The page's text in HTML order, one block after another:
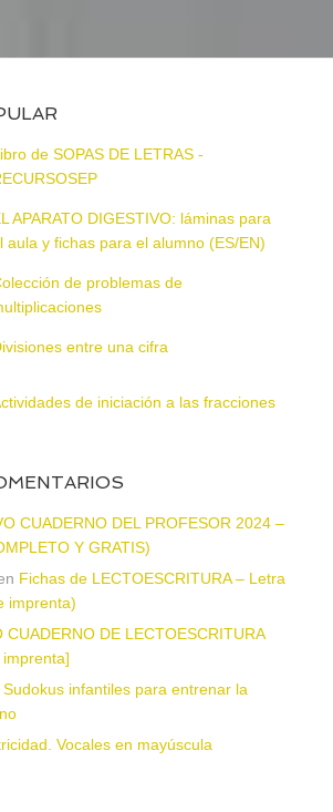
de SOPAS DE LETRAS -
APARATO DIGESTIVO: láminas para
aula y fichas para el alumno (ES/EN)
de problemas de
entre una cifra
de iniciación a las fracciones
CUADERNO DEL PROFESOR 2024 –
Y GRATIS)
Fichas de LECTOESCRITURA – Letra
imprenta)
CUADERNO DE LECTOESCRITURA
Sudokus infantiles para entrenar la
Vocales en mayúscula